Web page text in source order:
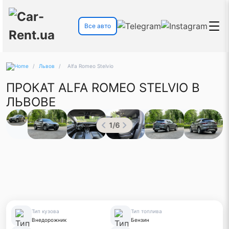
Все авто
/ Львов / Alfa Romeo Stelvio
ПРОКАТ ALFA ROMEO STELVIO В
ЛЬВОВЕ
1/6
Тип кузова
Внедорожник
Тип топлива
Бензин